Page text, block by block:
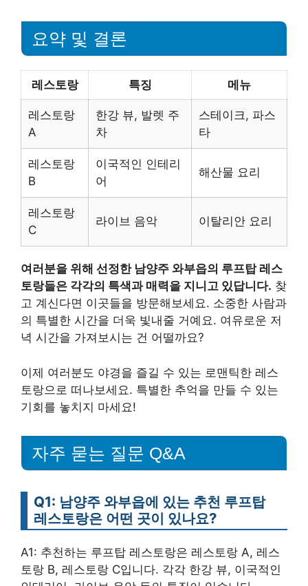
요약 및 결론
레스토랑 특징 메뉴
레스토랑
A
한강 뷰, 발렛 주
차
스테이크, 파스
타
레스토랑
B
이국적인 인테리
어
해산물 요리
레스토랑
C
라이브 음악 이탈리안 요리
여러분을 위해 선정한 남양주 와부읍의 루프탑 레스
토랑들은 각각의 특색과 매력을 지니고 있답니다. 찾
고 계신다면 이곳들을 방문해보세요. 소중한 사람과
의 특별한 시간을 더욱 빛내줄 거예요. 여유로운 저
녁 시간을 가져보시는 건 어떨까요?
이제 여러분도 야경을 즐길 수 있는 로맨틱한 레스
토랑으로 떠나보세요. 특별한 추억을 만들 수 있는
기회를 놓치지 마세요!
자주 묻는 질문 Q&A
Q1: 남양주 와부읍에 있는 추천 루프탑
레스토랑은 어떤 곳이 있나요?
A1: 추천하는 루프탑 레스토랑은 레스토랑 A, 레스
토랑 B, 레스토랑 C입니다. 각각 한강 뷰, 이국적인